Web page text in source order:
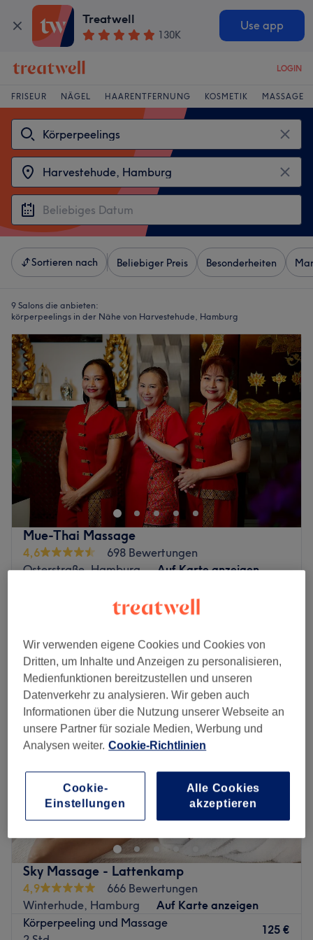
Treatwell
130K
Use app
LOGIN
FRISEUR NÄGEL HAARENTFERNUNG KOSMETIK MASSAGE
Sortieren nach Beliebiger Preis Besonderheiten
9 Salons die anbieten:
körperpeelings in der Nähe von Harvestehude, Hamburg
Mue-Thai Massage
4,6
698 Bewertungen
Osterstraße, Hamburg
Auf Karte anzeigen
Montag 10:00–20:00
Dienstag
10:00–20:00
Mittwoch
10:00–20:00
Donnerstag
10:00–20:00
Freitag
10:00– 20:00
Samstag
Du fühlst dich gestresst und unausgeglichen? Bei Mue-
Thai Massage in Hamburg, Eimsbüttel findest du eine
Thaimassage, Aromaöl- oder Fußmassage, hier kannst
du vom Alltag abschalten und dich verwöhnen lassen!
Nächste öffentliche Verkehrsmittel:
In nur wenigen Schritten erreichst du die Bushaltestelle
Schulweg.
Sky Massage - Lattenkamp
4,9
666 Bewertungen
Winterhude, Hamburg
Auf Karte anzeigen
Körperpeeling und Massage
125 €
Wir verwenden eigene Cookies und Cookies von
Dritten, um Inhalte und Anzeigen zu personalisieren,
Medienfunktionen bereitzustellen und unseren
Datenverkehr zu analysieren. Wir geben auch
Informationen über die Nutzung unserer Webseite an
unsere Partner für soziale Medien, Werbung und
Analysen weiter. Cookie-Richtlinien
Cookie-
Einstellungen
Alle Cookies
akzeptieren